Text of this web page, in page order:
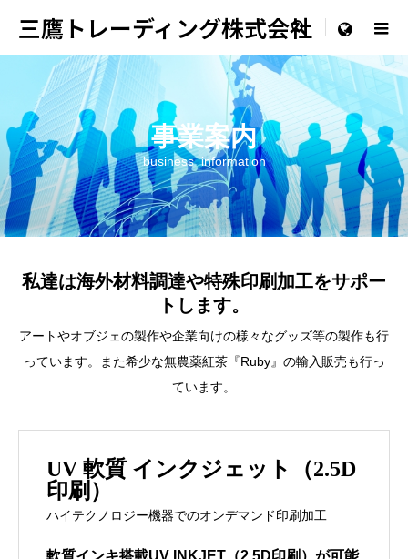
三鷹トレーディング株式会社
 menu
事業案内 business_information
事業案内
business_information
私達は海外材料調達や特殊印刷加工をサポー
トします。
アートやオブジェの製作や企業向けの様々なグッズ等の製作も行
っています。また希少な無農薬紅茶『Ruby』の輸入販売も行っ
ています。
UV 軟質 インクジェット（2.5D
印刷）
ハイテクノロジー機器でのオンデマンド印刷加工
軟質インキ搭載UV INKJET（2.5D印刷）が可能